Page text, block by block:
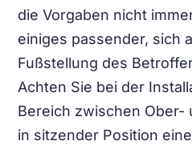
die Vorgaben nicht
einiges passender, sich
Fußstellung des
Achten Sie bei der
Bereich zwischen Ober-
in sitzender Position